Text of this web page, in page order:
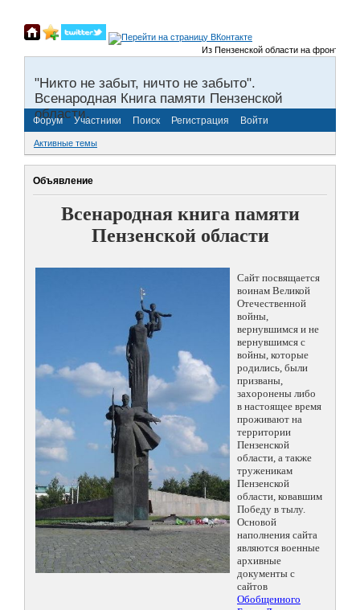
Из Пензенской области на фронты
"Никто не забыт, ничто не забыто".
Всенародная Книга памяти Пензенской
области.
Форум Участники Поиск Регистрация Войти
Активные темы
Объявление
Всенародная книга памяти
Пензенской области
Сайт посвящается
воинам Великой
Отечественной
войны,
вернувшимся и не
вернувшимся с
войны, которые
родились, были
призваны,
захоронены либо
в настоящее время
проживают на
территории
Пензенской
области, а также
труженикам
Пензенской
области, ковавшим
Победу в тылу.
Основой
наполнения сайта
являются военные
архивные
документы с
сайтов
Обобщенного